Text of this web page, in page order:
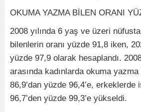
OKUMA YAZMA BİLEN ORANI
2008 yılında 6 yaş ve üzeri
bilenlerin oranı yüzde 91,8 iken,
yüzde 97,9 olarak hesaplandı.
arasında kadınlarda okuma
86,9’dan yüzde 96,4’e, erkeklerde
96,7’den yüzde 99,3’e yükseldi.